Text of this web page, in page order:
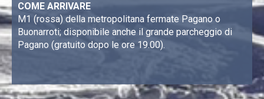
COME ARRIVARE
M1 (rossa) della metropolitana fermate Pagano o
Buonarroti; disponibile anche il grande parcheggio di
Pagano (gratuito dopo le ore 19.00).